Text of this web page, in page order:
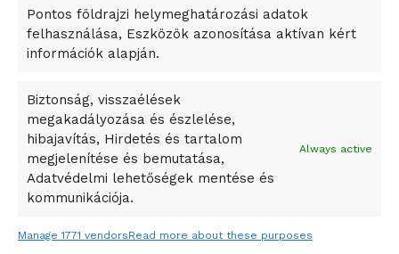
Pontos földrajzi helymeghatározási adatok
felhasználása, Eszközök azonosítása aktívan kért
információk alapján.
Biztonság, visszaélések
megakadályozása és észlelése,
hibajavítás, Hirdetés és tartalom
megjelenítése és bemutatása,
Adatvédelmi lehetőségek mentése és
kommunikációja.
Always active
Manage 1771 vendorsRead more about these purposes
A Ringo Starr új albummal jelentkezik
A Vajdasági Magyar Szövetség államtitkárait kinevezték
Dzsingisz kán hódító hadjárata okozta
Kuramagomedov ötödik, Muszukajev elődöntős – Birkózó
világkupa